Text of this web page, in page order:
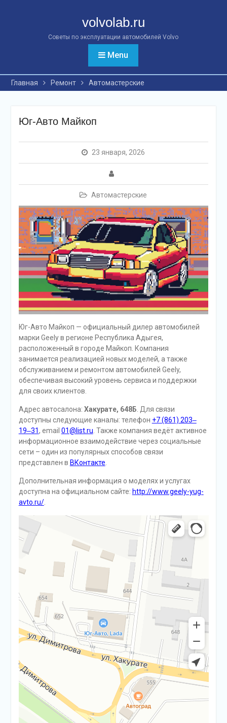
volvolab.ru
Советы по эксплуатации автомобилей Volvo
Menu
Главная Ремонт Автомастерские
Юг-Авто Майкоп
23 января, 2026
Автомастерские
Юг-Авто Майкоп — официальный дилер автомобилей
марки Geely в регионе Республика Адыгея,
расположенный в городе Майкоп. Компания
занимается реализацией новых моделей, а также
обслуживанием и ремонтом автомобилей Geely,
обеспечивая высокий уровень сервиса и поддержки
для своих клиентов.
Адрес автосалона: Хакурате, 648Б. Для связи
доступны следующие каналы: телефон +7 (861) 203‒
19‒31, email 01@list.ru. Также компания ведёт активное
информационное взаимодействие через социальные
сети – один из популярных способов связи
представлен в ВКонтакте.
Дополнительная информация о моделях и услугах
доступна на официальном сайте: http://www.geely-yug-
avto.ru/.